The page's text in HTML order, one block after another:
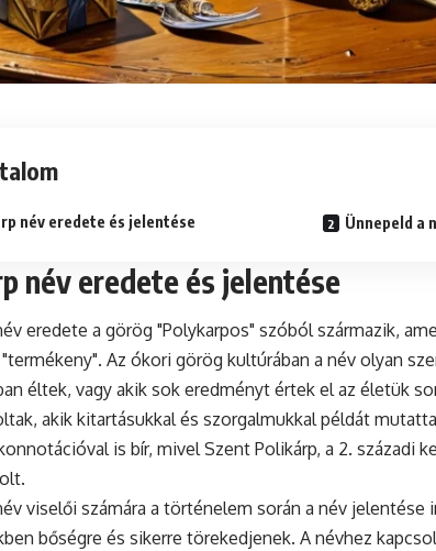
név eredete és jelentése Ünnepeld a
név eredete és jelentése
eredete a görög "Polykarpos" szóból származik,
Az ókori görög kultúrában a név olyan
éltek, vagy akik sok eredményt értek el az életük
akik kitartásukkal és szorgalmukkal példát
is bír, mivel Szent Polikárp, a 2. századi
viselői számára a történelem során a név
bőségre és sikerre törekedjenek. A névhez